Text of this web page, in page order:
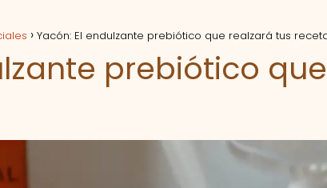
Yacón: El endulzante prebiótico que realzará tus
prebiótico